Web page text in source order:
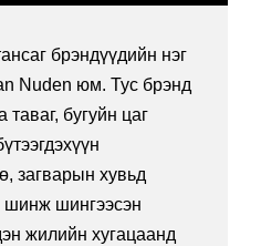
брэндүүдийн нэг
Nuden юм. Тус брэнд
таваг, бугуйн цаг
загварын хувьд
шинж шингээсэн
жилийн хугацаанд